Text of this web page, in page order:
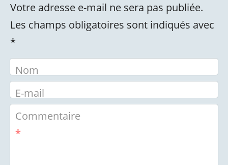
Votre adresse e-mail ne sera pas publiée.
Les champs obligatoires sont indiqués avec
*
Nom
E-mail
Commentaire
*